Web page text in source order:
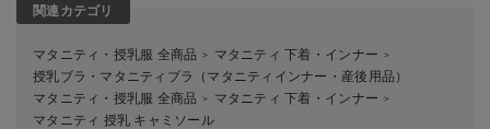
関連カテゴリ
マタニティ・授乳服 全商品 ＞ マタニティ 下着・インナー ＞
授乳ブラ・マタニティブラ（マタニティインナー・産後用品）
マタニティ・授乳服 全商品 ＞ マタニティ 下着・インナー ＞
マタニティ 授乳 キャミソール